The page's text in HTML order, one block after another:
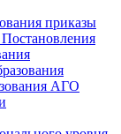
приказы
АГО